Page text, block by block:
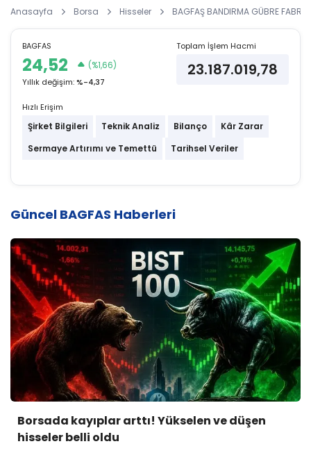
Anasayfa Borsa Hisseler BAGFAŞ BANDIRMA GÜBRE
BAGFAS
24,52 (%1,66)
Yıllık değişim:%-4,37
Toplam İşlem Hacmi
23.187.019,78
Hızlı Erişim
Şirket Bilgileri Teknik Analiz Bilanço
Kâr Zarar
Sermaye Artırımı ve Temettü
Tarihsel Veriler
Güncel BAGFAS Haberleri
Borsada kayıplar arttı! Yükselen ve düşen
hisseler belli oldu